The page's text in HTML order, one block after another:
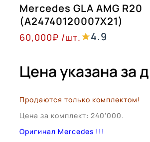
Mercedes GLA AMG R20
(A24740120007X21)
60,000₽ /шт. 4.9
Цена указана за
Продаются только комплектом!
Цена за комплект: 240’000.
Оригинал Mercedes !!!